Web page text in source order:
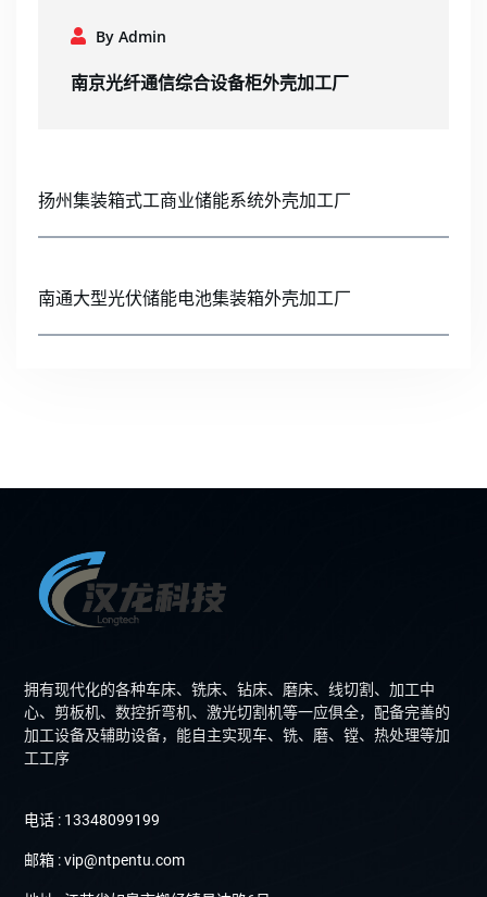
By Admin
南京光纤通信综合设备柜外壳加工厂
扬州集装箱式工商业储能系统外壳加工厂
南通大型光伏储能电池集装箱外壳加工厂
拥有现代化的各种车床、铣床、钻床、磨床、线切割、加工中
心、剪板机、数控折弯机、激光切割机等一应俱全，配备完善的
加工设备及辅助设备，能自主实现车、铣、磨、镗、热处理等加
工工序
电话 : 13348099199
邮箱 : vip@ntpentu.com